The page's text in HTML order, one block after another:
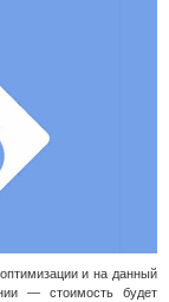
и на данный
— стоимость будет